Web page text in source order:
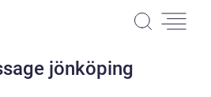
jönköping